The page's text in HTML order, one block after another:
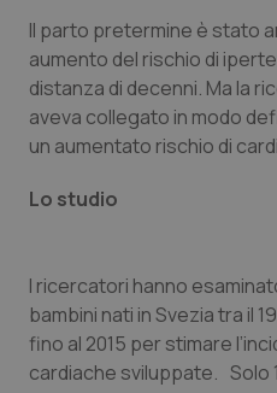
Molise
Piemonte
Provincia Autonoma
Provincia Autonoma
Puglia
Sardegna
Epatiti
HIV
Infezioni & Febbre
Ipertensione &
Malattie rare
Malattia di Crohn &
Il parto pretermine è stato
aumento del rischio di
distanza di decenni. Ma la
aveva collegato in modo
un aumentato rischio di
Lo studio
I ricercatori hanno
bambini nati in Svezia tra il
fino al 2015 per stimare
cardiache sviluppate. Solo